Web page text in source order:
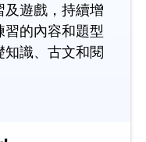
及遊戲，持續增
的內容和題型
識、古文和閱